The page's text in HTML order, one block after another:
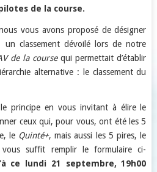
de la course.
vous avons proposé de désigner
classement dévoilé lors de notre
de la coursequi permettait d’établir
alternative : le classement du
le principe en vous invitant à élire le
ceux qui, pour vous, ont été les 5
le Quinté+, mais aussi les 5 pires, le
suffit remplir le formulaire ci-
ce lundi 21 septembre, 19h00